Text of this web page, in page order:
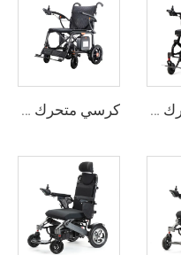
كرسي متحرك كهربائي بمحرك من ألياف الكربون خفيف الوزن وقابل للنقل أثناء السفر كرسي متحرك كهربائي خفيف الوزن من ألياف الكربون